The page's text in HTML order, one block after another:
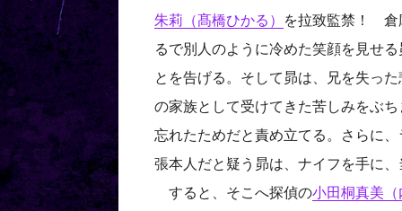
朱莉（髙橋ひかる）
を拉致監禁！ 倉
るで別人のように冷めた笑顔を見せ
とを告げる。そして昴は、兄を失っ
の家族として受けてきた苦しみをぶ
忘れたためだと責め立てる。さらに
張本人だと疑う昴は、ナイフを手に
すると、そこへ探偵の小田桐真美